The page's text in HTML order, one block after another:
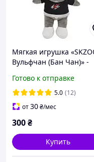
Мягкая игрушка
Вульфчан (Бан Чан)» -
Готово к отправке
5.0 (12)
от30₴/мес
300₴
Купить